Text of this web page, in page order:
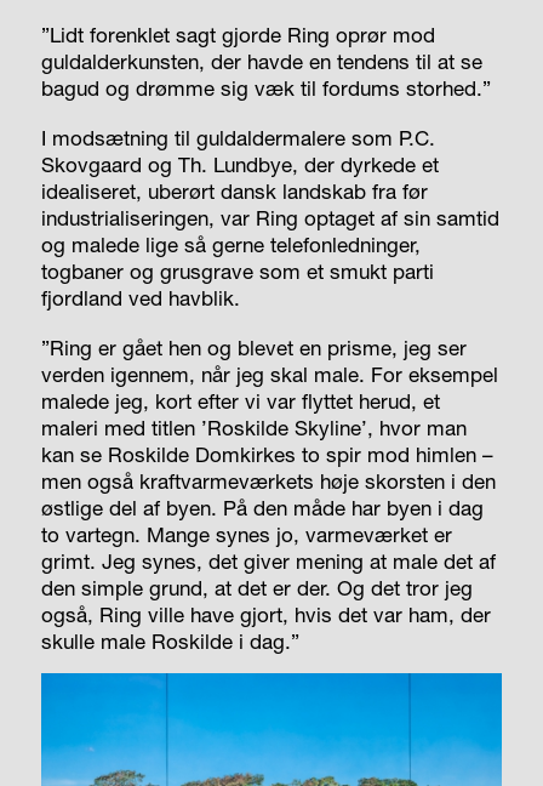
”Lidt forenklet sagt gjorde Ring oprør mod
guldalderkunsten, der havde en tendens til at se
bagud og drømme sig væk til fordums storhed.”
I modsætning til guldaldermalere som P.C.
Skovgaard og Th. Lundbye, der dyrkede et
idealiseret, uberørt dansk landskab fra før
industrialiseringen, var Ring optaget af sin samtid
og malede lige så gerne telefonledninger,
togbaner og grusgrave som et smukt parti
fjordland ved havblik.
”Ring er gået hen og blevet en prisme, jeg ser
verden igennem, når jeg skal male. For eksempel
malede jeg, kort efter vi var flyttet herud, et
maleri med titlen ’Roskilde Skyline’, hvor man
kan se Roskilde Domkirkes to spir mod himlen –
men også kraftvarmeværkets høje skorsten i den
østlige del af byen. På den måde har byen i dag
to vartegn. Mange synes jo, varmeværket er
grimt. Jeg synes, det giver mening at male det af
den simple grund, at det er der. Og det tror jeg
også, Ring ville have gjort, hvis det var ham, der
skulle male Roskilde i dag.”